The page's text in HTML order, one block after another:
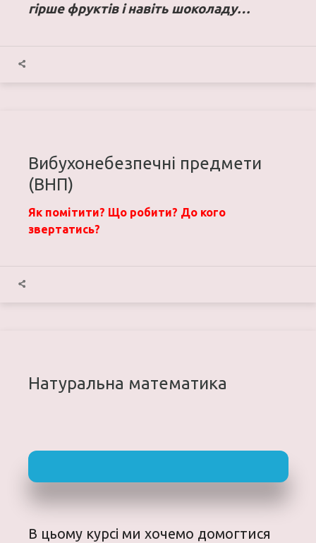
гірше фруктів і навіть шоколаду…
Вибухонебезпечні предмети
(ВНП)
Як помітити? Що робити? До кого
звертатись?
Натуральна математика
В цьому курсі ми хочемо домогтися